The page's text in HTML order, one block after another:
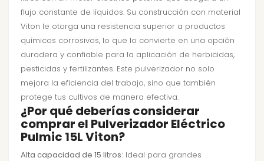
flujo constante de líquidos. Su construcción con material
Viton le otorga una resistencia superior a productos
químicos corrosivos, lo que lo convierte en una opción
duradera y confiable para la aplicación de herbicidas,
pesticidas y fertilizantes. Este pulverizador no solo
mejora la eficiencia del trabajo, sino que también
protege tus cultivos de manera efectiva.
¿Por qué deberías considerar
comprar el Pulverizador Eléctrico
Pulmic 15L Viton?
Alta capacidad de 15 litros: Ideal para grandes